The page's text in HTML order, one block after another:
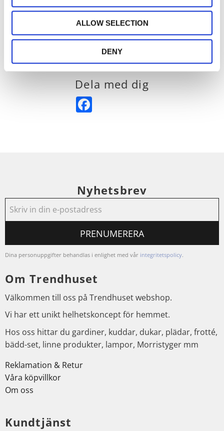
ALLOW SELECTION
DENY
nytt certifikat. Stickprov och nya kontroller av
materialen görs allt eftersom nya krav på
gränsvärden uppdateras årligen av Oeko-Tex,
baserat på EU:s regelverk.
Dela med dig
Nyhetsbrev
PRENUMERERA
Dina personuppgifter behandlas i enlighet med vår integritetspolicy.
Om Trendhuset
Välkommen till oss på Trendhuset webshop.
Vi har ett unikt helhetskoncept för hemmet.
Hos oss hittar du gardiner, kuddar, dukar, plädar, frotté,
bädd-set, linne produkter, lampor, Morristyger mm
Reklamation & Retur
Våra köpvillkor
Om oss
Kundtjänst